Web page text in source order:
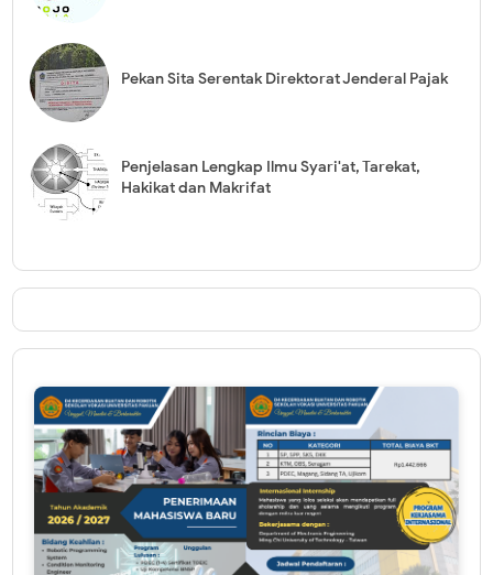
Pekan Sita Serentak Direktorat Jenderal Pajak
Penjelasan Lengkap Ilmu Syari'at, Tarekat,
Hakikat dan Makrifat